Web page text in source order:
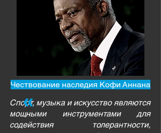
Чествование наследия Кофи Аннана
Спорт, музыка и искусство являются
мощными инструментами для
содействия толерантности,
«